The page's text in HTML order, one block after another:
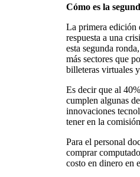
Cómo es la
La primera edición
respuesta a una
esta segunda
más sectores que
billeteras virtuales
Es decir que al
cumplen algunas
innovaciones
tener en la
Para el personal
comprar
costo en dinero en